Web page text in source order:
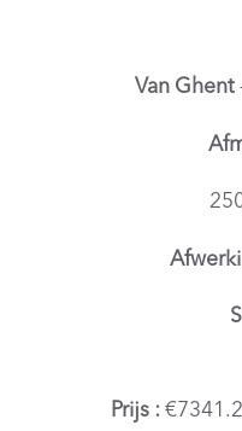
Van Ghent
Prijs :